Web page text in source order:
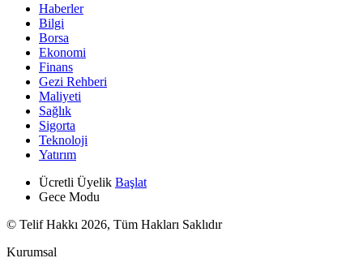
Haberler
Bilgi
Borsa
Ekonomi
Finans
Gezi Rehberi
Maliyeti
Sağlık
Sigorta
Teknoloji
Yatırım
Ücretli Üyelik Başlat
Gece Modu
© Telif Hakkı 2026, Tüm Hakları Saklıdır
Kurumsal